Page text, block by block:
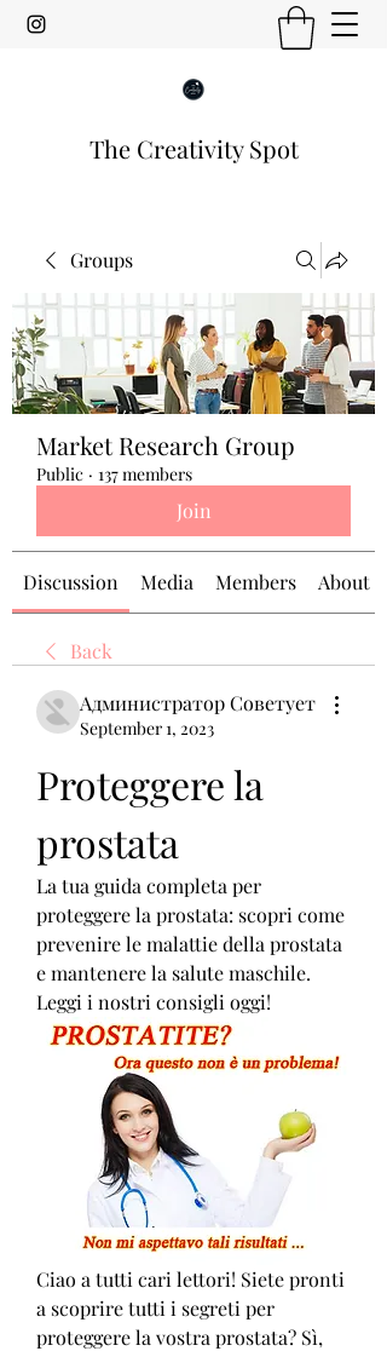
The Creativity Spot
Groups
Market Research Group
Public · 137 members
Join
Discussion Media Members About
Back
Администратор Советует
September 1, 2023
Proteggere la
prostata
La tua guida completa per
proteggere la prostata: scopri come
prevenire le malattie della prostata
e mantenere la salute maschile.
Leggi i nostri consigli oggi!
Ciao a tutti cari lettori! Siete pronti
a scoprire tutti i segreti per
proteggere la vostra prostata? Sì,